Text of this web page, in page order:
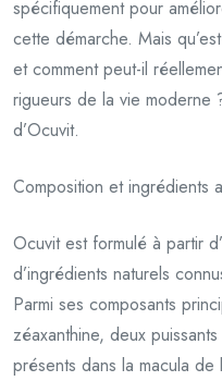
spécifiquement pour
cette démarche. Mais
et comment peut-il
rigueurs de la vie moderne
d’Ocuvit.
Composition et ingrédients
Ocuvit est formulé à partir
d’ingrédients naturels
Parmi ses composants
zéaxanthine, deux
présents dans la macula